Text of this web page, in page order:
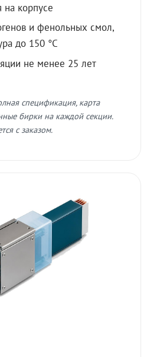
корпусе
и фенольных смол,
до 150 °C
не менее 25 лет
спецификация, карта
бирки на каждой секции.
с заказом.